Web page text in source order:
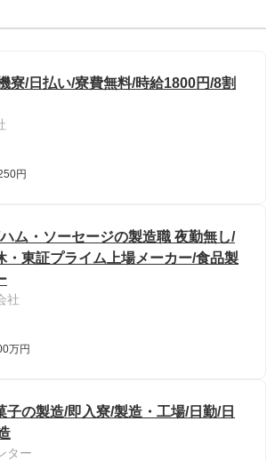
寮/日払い/寮費無料/時給1800円/8割
円
ム・ソーセージの製造職 夜勤無し/
・東証プライム上場メーカー/食品製
社
万円
子の製造/即入寮/製造・工場/日勤/日
ター